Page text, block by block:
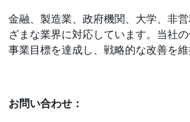
金融、製造業、政府機関、大学、非
ざまな業界に対応しています。当社
事業目標を達成し、戦略的な改善を維
お問い合わせ：